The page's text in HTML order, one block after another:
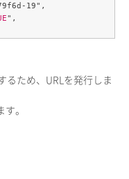
るため、URLを発行しま
。